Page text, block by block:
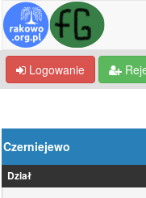
Logowanie
Czerniejewo
Dział